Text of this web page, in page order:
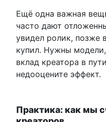
Ещё одна важная
часто дают
увидел ролик, позже
купил. Нужны
вклад креатора в
недооцените эффект.
Практика: как мы